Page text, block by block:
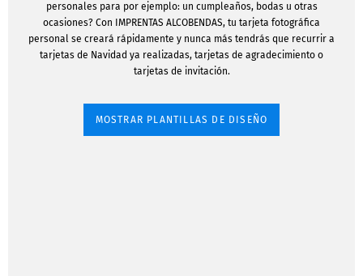
personales para por ejemplo: un cumpleaños, bodas u otras
ocasiones? Con IMPRENTAS ALCOBENDAS, tu tarjeta fotográfica
personal se creará rápidamente y nunca más tendrás que recurrir a
tarjetas de Navidad ya realizadas, tarjetas de agradecimiento o
tarjetas de invitación.
MOSTRAR PLANTILLAS DE DISEÑO